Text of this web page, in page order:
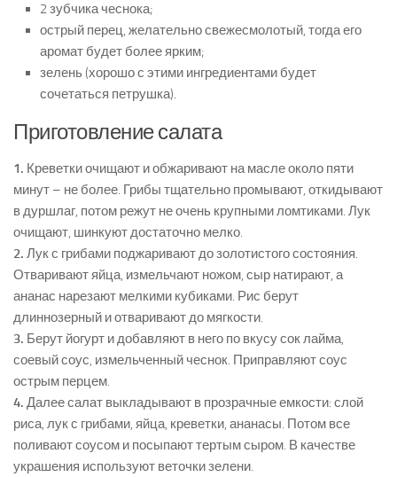
2 зубчика чеснока;
острый перец, желательно свежесмолотый, тогда его
аромат будет более ярким;
зелень (хорошо с этими ингредиентами будет
сочетаться петрушка).
Приготовление салата
1. Креветки очищают и обжаривают на масле около пяти
минут – не более. Грибы тщательно промывают, откидывают
в дуршлаг, потом режут не очень крупными ломтиками. Лук
очищают, шинкуют достаточно мелко.
2. Лук с грибами поджаривают до золотистого состояния.
Отваривают яйца, измельчают ножом, сыр натирают, а
ананас нарезают мелкими кубиками. Рис берут
длиннозерный и отваривают до мягкости.
3. Берут йогурт и добавляют в него по вкусу сок лайма,
соевый соус, измельченный чеснок. Приправляют соус
острым перцем.
4. Далее салат выкладывают в прозрачные емкости: слой
риса, лук с грибами, яйца, креветки, ананасы. Потом все
поливают соусом и посыпают тертым сыром. В качестве
украшения используют веточки зелени.